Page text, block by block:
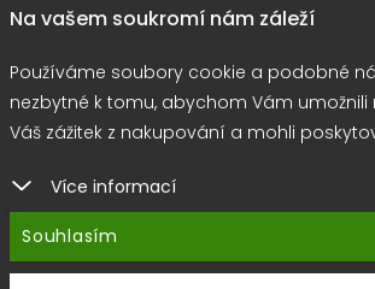
Na vašem soukromí nám záleží
Používáme soubory cookie a podobné
nezbytné k tomu, abychom Vám
Váš zážitek z nakupování a mohli
Více informací
Souhlasím